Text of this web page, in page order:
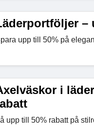
–
upp till 50% på
i
upp till 50% rabatt på